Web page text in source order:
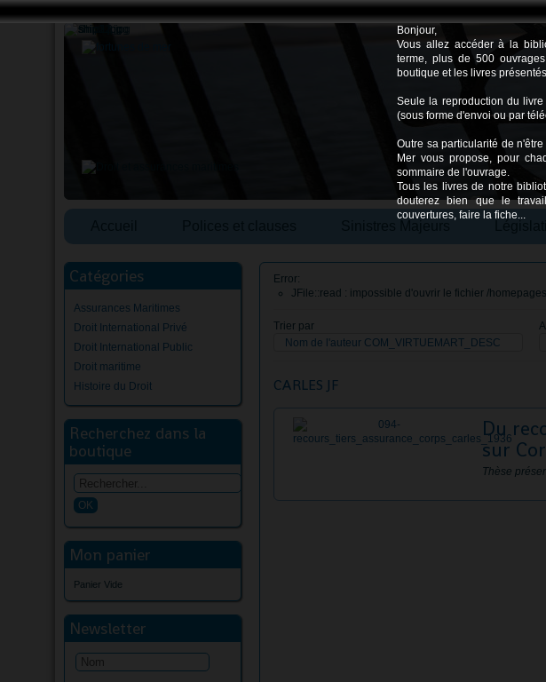
Bonjour,
Vous allez accéder à la
terme, plus de 500
boutique et les livres
Seule la reproduction du
(sous forme d'envoi ou par
Outre sa particularité de
Mer vous propose, pour
sommaire de l'ouvrage.
Tous les livres de notre
douterez bien que le
couvertures, faire la fiche...
Catégories
Assurances Maritimes
Droit International Privé
Droit International Public
Droit maritime
Histoire du Droit
Recherchez dans la
boutique
Mon panier
Panier Vide
Newsletter
Error:
JFile::read : impossible d'ouvrir le fichier /
Trier par
Nom de l'auteur COM_VIRTUEMART_DESC
CARLES JF
Du
sur
Thèse